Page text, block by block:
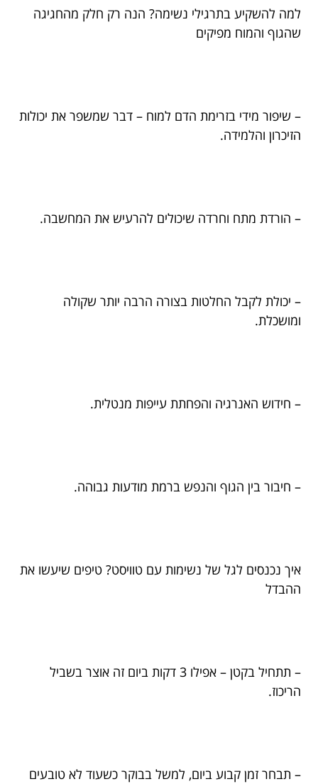
למה להשקיע בתרגילי נשימה? הנה רק חלק מהחגיגה
שהגוף והמוח מפיקים
– שיפור מידי בזרימת הדם למוח – דבר שמשפר את יכולות
הזיכרון והלמידה.
– הורדת מתח וחרדה שיכולים להרעיש את המחשבה.
– יכולת לקבל החלטות בצורה הרבה יותר שקולה
ומושכלת.
– חידוש האנרגיה והפחתת עייפות מנטלית.
– חיבור בין הגוף והנפש ברמת מודעות גבוהה.
איך נכנסים לגל של נשימות עם טוויסט? טיפים שיעשו את
ההבדל
– תתחיל בקטן – אפילו 3 דקות ביום זה אוצר בשביל
הריכוז.
– תבחר זמן קבוע ביום, למשל בבוקר כשעוד לא טובעים